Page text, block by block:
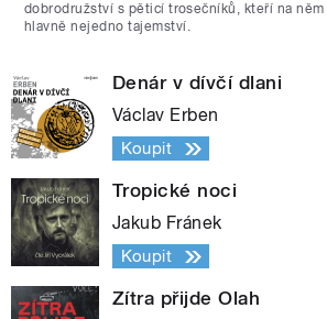
dobrodružství s pěticí trosečníků, kteří na
hlavně nejedno tajemství.
Denár v dívčí dlani
Václav Erben
Koupit
Tropické noci
Jakub Fránek
Koupit
Zítra přijde Olah